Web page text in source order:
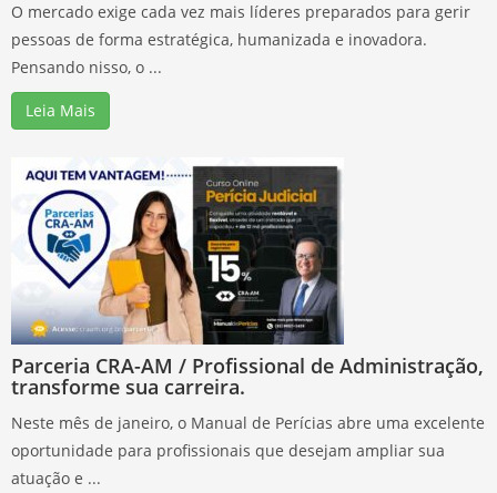
O mercado exige cada vez mais líderes preparados para gerir
pessoas de forma estratégica, humanizada e inovadora.
Pensando nisso, o ...
Leia Mais
Parceria CRA-AM / Profissional de Administração,
transforme sua carreira.
Neste mês de janeiro, o Manual de Perícias abre uma excelente
oportunidade para profissionais que desejam ampliar sua
atuação e ...